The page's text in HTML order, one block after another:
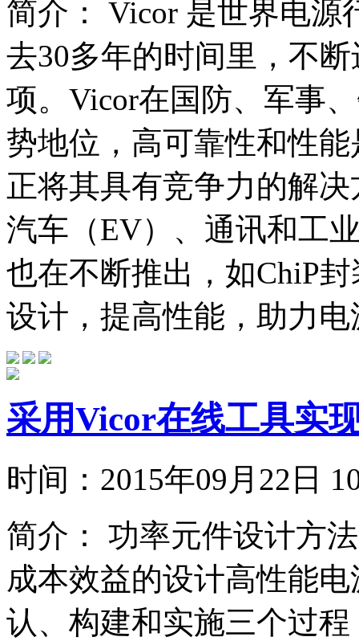
简介：
Vicor 是世界电源
去30多年的时间里，不
项。Vicor在国防、军事
势地位，高可靠性和性
正将其具有竞争力的解
汽车（EV）、通讯和工
也在不断推出，如ChiP
设计，提高性能，助力
采用Vicor在线工具实
时间： 2015年09月22
简介：
功率元件设计方
成本效益的设计高性能
认、构建和实施三个过